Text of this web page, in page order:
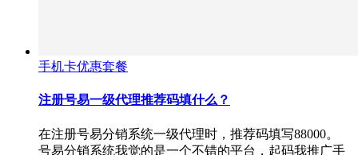
手机卡优惠套餐
注册号易一级代理推荐码填什么？
在注册号易分销系统一级代理时，推荐码填写88000。
号易分销系统我觉的是一个不错的平台，起码我推广手